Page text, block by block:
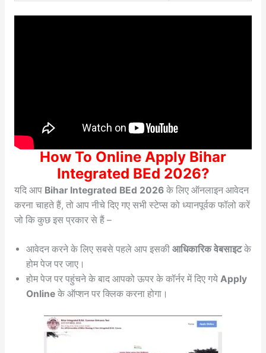
How To Online Apply Bihar
Integrated BEd 2026?
यदि आप Bihar Integrated BEd 2026के लिए ऑनलाइन आवेदन
करना चाहते हैं, तो आप नीचे दिए गए सभी स्टेप्स को ध्यानपूर्वक फॉलो करें
जो कि कुछ इस प्रकार से हैं –
आवेदन करने के लिए सबसे पहले आप इसकी आधिकारिक वेबसाइटके
होम पेज पर जाए।
होम पेज पर पहुंचने के बाद आपको ऊपर के कॉर्नर में दिए गये Apply
Onlineके ऑप्शन पर क्लिक करना होगा।